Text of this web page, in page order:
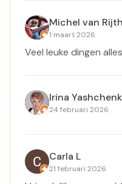
Michel van
1 maart 2026
Veel leuke dingen
Irina
24 februari 2026
Carla L
21 februari 2026